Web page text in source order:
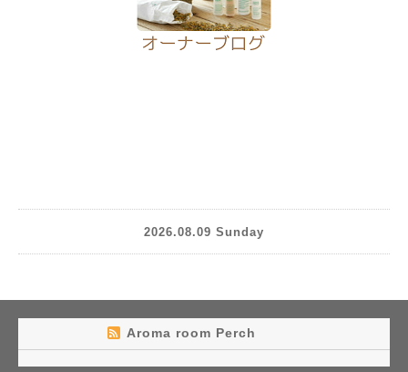
2026.08.09 Sunday
Aroma room Perch